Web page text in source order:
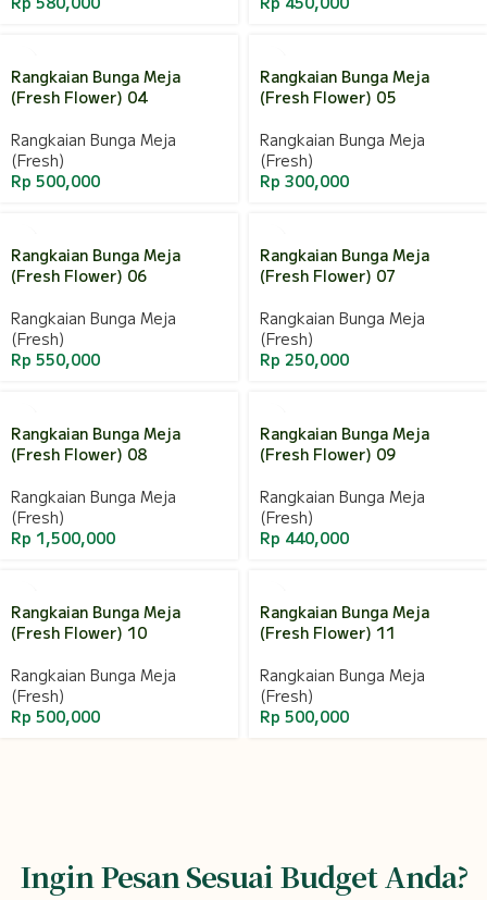
Rangkaian Bunga Meja
(Fresh Flower) 04
Rangkaian Bunga Meja
(Fresh)
Rp 500,000
Rangkaian Bunga Meja
(Fresh Flower) 05
Rangkaian Bunga Meja
(Fresh)
Rp 300,000
Rangkaian Bunga Meja
(Fresh Flower) 06
Rangkaian Bunga Meja
(Fresh)
Rp 550,000
Rangkaian Bunga Meja
(Fresh Flower) 07
Rangkaian Bunga Meja
(Fresh)
Rp 250,000
Rangkaian Bunga Meja
(Fresh Flower) 08
Rangkaian Bunga Meja
(Fresh)
Rp 1,500,000
Rangkaian Bunga Meja
(Fresh Flower) 09
Rangkaian Bunga Meja
(Fresh)
Rp 440,000
Rangkaian Bunga Meja
(Fresh Flower) 10
Rangkaian Bunga Meja
(Fresh)
Rp 500,000
Rangkaian Bunga Meja
(Fresh Flower) 11
Rangkaian Bunga Meja
(Fresh)
Rp 500,000
Ingin Pesan Sesuai Budget Anda?